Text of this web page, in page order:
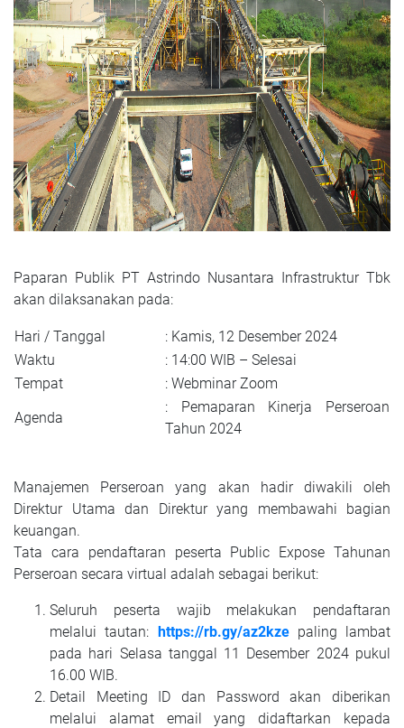
Paparan Publik PT Astrindo Nusantara Infrastruktur Tbk
akan dilaksanakan pada:
Hari / Tanggal
: Kamis, 12 Desember 2024
Waktu
: 14:00 WIB – Selesai
Tempat
: Webminar Zoom
Agenda
: Pemaparan Kinerja Perseroan
Tahun 2024
Manajemen Perseroan yang akan hadir diwakili oleh
Direktur Utama dan Direktur yang membawahi bagian
keuangan.
Tata cara pendaftaran peserta Public Expose Tahunan
Perseroan secara virtual adalah sebagai berikut:
Seluruh peserta wajib melakukan pendaftaran
melalui tautan: https://rb.gy/az2kzepaling lambat
pada hari Selasa tanggal 11 Desember 2024 pukul
16.00 WIB.
Detail Meeting ID dan Password akan diberikan
melalui alamat email yang didaftarkan kepada